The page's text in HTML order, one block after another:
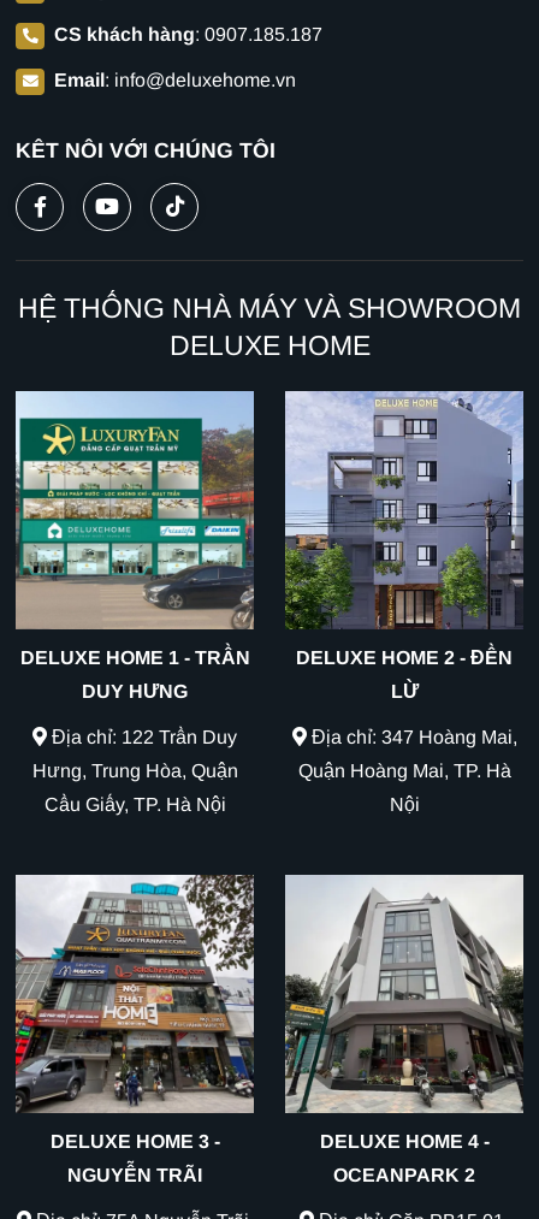
CS khách hàng: 0907.185.187
Email: info@deluxehome.vn
KẾT NỐI VỚI CHÚNG TÔI
HỆ THỐNG NHÀ MÁY VÀ SHOWROOM
DELUXE HOME
DELUXE HOME 1 - TRẦN
DUY HƯNG
Địa chỉ: 122 Trần Duy
Hưng, Trung Hòa, Quận
Cầu Giấy, TP. Hà Nội
DELUXE HOME 2 - ĐỀN
LỪ
Địa chỉ: 347 Hoàng Mai,
Quận Hoàng Mai, TP. Hà
Nội
DELUXE HOME 3 -
NGUYỄN TRÃI
DELUXE HOME 4 -
OCEANPARK 2